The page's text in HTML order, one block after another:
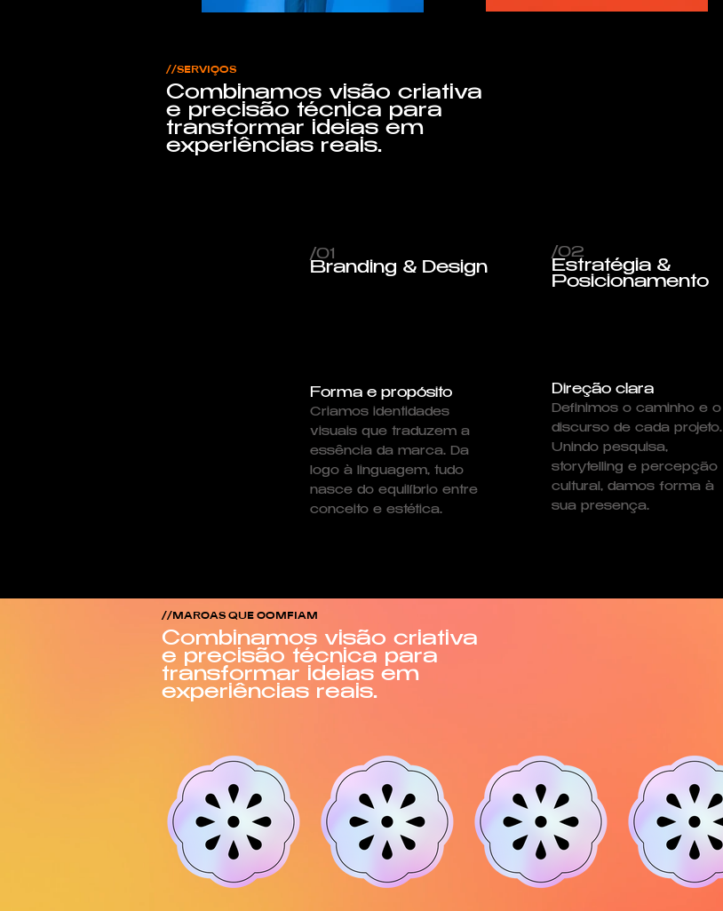
//SERVIÇOS
Combinamos visão criativa
e precisão técnica para
transformar ideias em
experiências reais.
/01
Branding & Design
Forma e propósito
Criamos identidades
visuais que traduzem a
essência da marca. Da
logo à linguagem, tudo
nasce do equilíbrio entre
conceito e estética.
/02
Estratégia &
Posicionamento
Direção clara
Definimos o caminho e o
discurso de cada projeto.
Unindo pesquisa,
storytelling e percepção
cultural, damos forma à
sua presença.
//MARCAS QUE COMFIAM
Combinamos visão criativa
e precisão técnica para
transformar ideias em
experiências reais.